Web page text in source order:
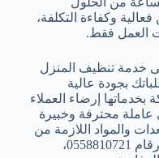
وكفاءة التكلفة،
العمل فقط.
خدمة تنظيف المنزل
بجودة عالية
بخدماتها إرضاء العملاء
عاملة محترفة وخبيرة
والمواد اللازمة من
أجل ذلك، لهذا تواصل معنا على الارقام 0558810721،